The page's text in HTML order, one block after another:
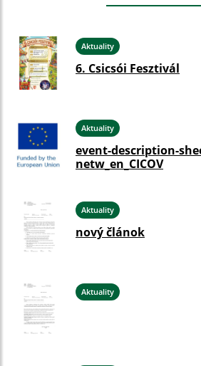
Aktuality
6. Csicsói Fesztivál
Aktuality
event-description-
netw_en_CICOV
Aktuality
nový článok
Aktuality